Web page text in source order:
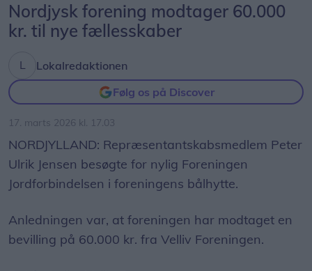
Nordjysk forening modtager 60.000
kr. til nye fællesskaber
Lokalredaktionen
Følg os på Discover
17. marts 2026 kl. 17.03
NORDJYLLAND: Repræsentantskabsmedlem Peter
Ulrik Jensen besøgte for nylig Foreningen
Jordforbindelsen i foreningens bålhytte.
Anledningen var, at foreningen har modtaget en
bevilling på 60.000 kr. fra Velliv Foreningen.